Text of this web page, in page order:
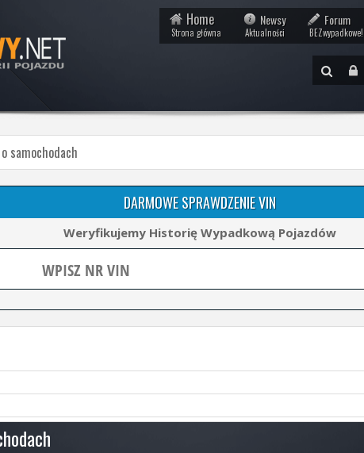
Home
Strona główna
Newsy
Aktualności
Forum
BEZwypadkowe!
samochodach
DARMOWE SPRAWDZENIE VIN
Weryfikujemy Historię Wypadkową Pojazdów